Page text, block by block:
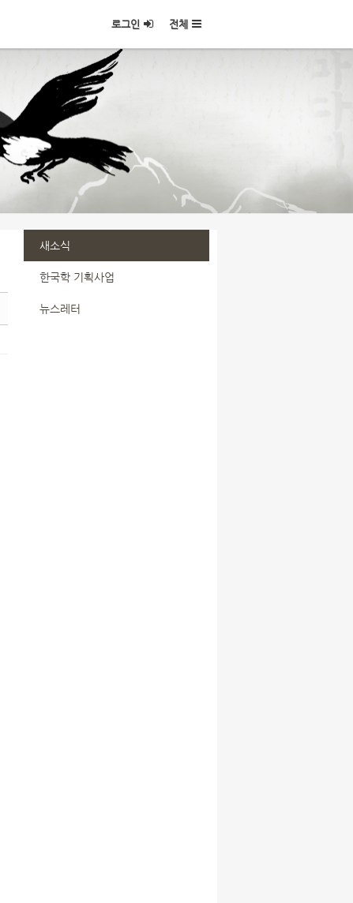
로그인 전체
새소식
한국학 기획사업
뉴스레터